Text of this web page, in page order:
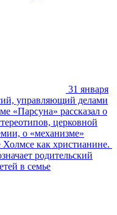
31 января
управляющий делами
«Парсуна» рассказал о
церковной
о «механизме»
как христианине.
родительский
в семье